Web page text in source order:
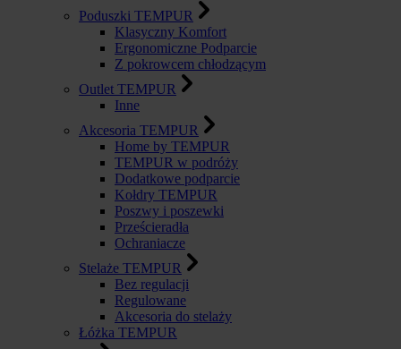
Poduszki TEMPUR
Klasyczny Komfort
Ergonomiczne Podparcie
Z pokrowcem chłodzącym
Outlet TEMPUR
Inne
Akcesoria TEMPUR
Home by TEMPUR
TEMPUR w podróży
Dodatkowe podparcie
Kołdry TEMPUR
Poszwy i poszewki
Prześcieradła
Ochraniacze
Stelaże TEMPUR
Bez regulacji
Regulowane
Akcesoria do stelaży
Łóżka TEMPUR